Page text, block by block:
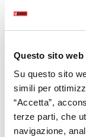
Questo sito
Su questo sito
simili per
“Accetta”,
terze parti, che
navigazione,
1 2